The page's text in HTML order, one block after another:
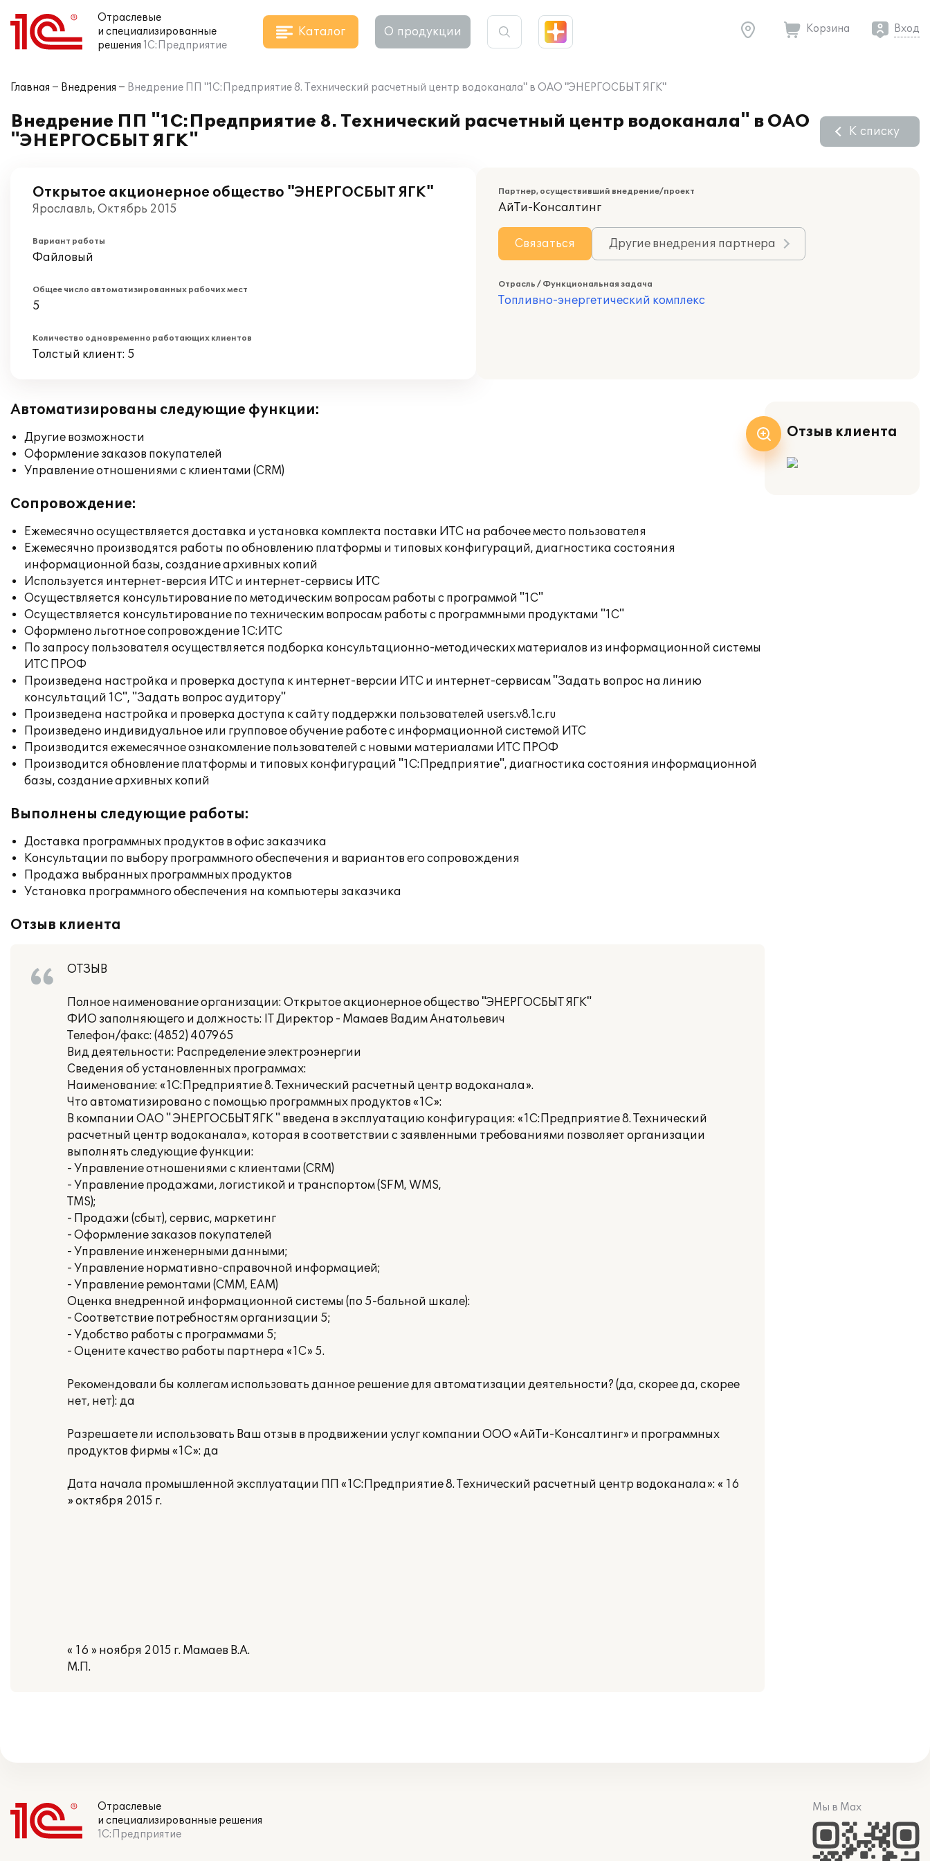
Отраслевые
и специализированные
решения 1С:Предприятие
Каталог О продукции Корзина Вход
Главная Внедрения Внедрение ПП "1С:Предприятие 8. Технический расчетный центр водоканала" в ОАО "ЭНЕРГОСБЫТ ЯГК"
Внедрение ПП "1С:Предприятие 8. Технический расчетный центр водоканала" в ОАО
"ЭНЕРГОСБЫТ ЯГК"
К списку
Открытое акционерное общество "ЭНЕРГОСБЫТ ЯГК"
Ярославль, Октябрь 2015
Вариант работы
Файловый
Общее число автоматизированных рабочих мест
5
Количество одновременно работающих клиентов
Толстый клиент: 5
Партнер, осуществивший внедрение/проект
АйТи-Консалтинг
Связаться Другие внедрения партнера
Отрасль / Функциональная задача
Топливно-энергетический комплекс
Автоматизированы следующие функции:
Другие возможности
Оформление заказов покупателей
Управление отношениями с клиентами (CRM)
Сопровождение:
Ежемесячно осуществляется доставка и установка комплекта поставки ИТС на рабочее место пользователя
Ежемесячно производятся работы по обновлению платформы и типовых конфигураций, диагностика состояния
информационной базы, создание архивных копий
Используется интернет-версия ИТС и интернет-сервисы ИТС
Осуществляется консультирование по методическим вопросам работы с программой "1С"
Осуществляется консультирование по техническим вопросам работы с программными продуктами "1С"
Оформлено льготное сопровождение 1С:ИТС
По запросу пользователя осуществляется подборка консультационно-методических материалов из информационной системы
ИТС ПРОФ
Произведена настройка и проверка доступа к интернет-версии ИТС и интернет-сервисам "Задать вопрос на линию
консультаций 1С", "Задать вопрос аудитору"
Произведена настройка и проверка доступа к сайту поддержки пользователей users.v8.1c.ru
Произведено индивидуальное или групповое обучение работе с информационной системой ИТС
Производится ежемесячное ознакомление пользователей с новыми материалами ИТС ПРОФ
Производится обновление платформы и типовых конфигураций "1С:Предприятие", диагностика состояния информационной
базы, создание архивных копий
Выполнены следующие работы:
Доставка программных продуктов в офис заказчика
Консультации по выбору программного обеспечения и вариантов его сопровождения
Продажа выбранных программных продуктов
Установка программного обеспечения на компьютеры заказчика
Отзыв клиента
ОТЗЫВ
Полное наименование организации: Открытое акционерное общество "ЭНЕРГОСБЫТ ЯГК"
ФИО заполняющего и должность: IT Директор - Мамаев Вадим Анатольевич
Телефон/факс: (4852) 407965
Вид деятельности: Распределение электроэнергии
Сведения об установленных программах:
Наименование: «1С:Предприятие 8. Технический расчетный центр водоканала».
Что автоматизировано с помощью программных продуктов «1С»:
В компании ОАО " ЭНЕРГОСБЫТ ЯГК " введена в эксплуатацию конфигурация: «1С:Предприятие 8. Технический
расчетный центр водоканала», которая в соответствии с заявленными требованиями позволяет организации
выполнять следующие функции:
- Управление отношениями с клиентами (CRM)
- Управление продажами, логистикой и транспортом (SFM, WMS,
TMS);
- Продажи (сбыт), сервис, маркетинг
- Оформление заказов покупателей
- Управление инженерными данными;
- Управление нормативно-справочной информацией;
- Управление ремонтами (CMM, EAM)
Оценка внедренной информационной системы (по 5-бальной шкале):
- Соответствие потребностям организации 5;
- Удобство работы с программами 5;
- Оцените качество работы партнера «1С» 5.
Рекомендовали бы коллегам использовать данное решение для автоматизации деятельности? (да, скорее да, скорее
нет, нет): да
Разрешаете ли использовать Ваш отзыв в продвижении услуг компании ООО «АйТи-Консалтинг» и программных
продуктов фирмы «1С»: да
Дата начала промышленной эксплуатации ПП «1С:Предприятие 8. Технический расчетный центр водоканала»: « 16
» октября 2015 г.
« 16 » ноября 2015 г. Мамаев В.А.
М.П.
Отзыв клиента
Отраслевые
и специализированные решения
1С:Предприятие
Мы в Max